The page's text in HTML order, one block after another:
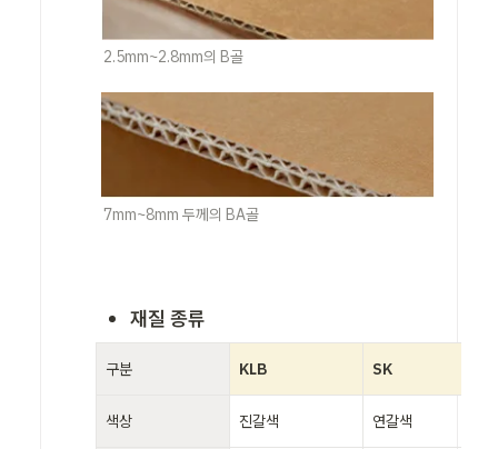
2.5mm~2.8mm의 B골
7mm~8mm 두께의 BA골
재질 종류
구분 KLB SK
색상 진갈색 연갈색